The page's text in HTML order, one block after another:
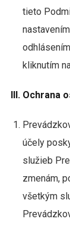
tieto
kliknutím
III. Ochrana
účely
služieb
zmenám,
všetkým